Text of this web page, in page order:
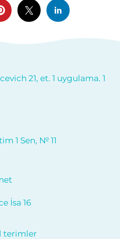
21, et. 1 uygulama. 1
1 Sen, № 11
İsa 16
terimler